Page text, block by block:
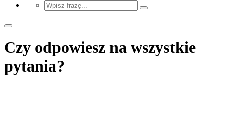
Czy odpowiesz na wszystkie
pytania?